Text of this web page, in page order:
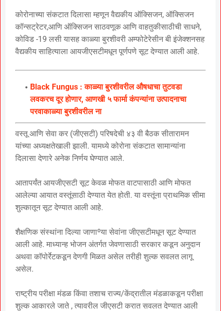
कोरोनाच्या संकटात दिलासा म्हणून वैद्यकीय ऑक्सिजन, ऑक्सिजन
कॉन्सट्रेटर,आणि ऑक्सिजन साठवणूक आणि वाहतुकीसाठीची साधने,
कोविड -19 लसी यासह काळ्या बुरशीवरी अम्फोटेरेसीन बी इंजेक्शनसह
वैद्यकीय साहित्याला आयजीएसटीमधून पूर्णपणे सूट देण्यात आली आहे.
Black Fungus : काळ्या बुरशीवरील औषधाचा तुटवडा
लवकरच दूर होणार, आणखी ५ फार्मा कंपन्यांना उत्पादनाचा
परवाकाळ्या बुरशीवरील ना
वस्तू आणि सेवा कर (जीएसटी) परिषदेची ४३ वी बैठक सीतारामन
यांच्या अध्यक्षतेखाली झाली. यामध्ये कोरोना संकटात सामान्यांना
दिलासा देणारे अनेक निर्णय घेण्यात आले.
आतापर्यंत आयजीएसटी सूट केवळ मोफत वाटपासाठी आणि मोफत
आलेल्या आयात वस्तूंसाठी देण्यात येत होती. या वस्तूंना प्राथमिक सीमा
शुल्कातून सूट देण्यात आली आहे.
शैक्षणिक संस्थांना दिल्या जाणाºया सेवांना जीएसटीमधून सूट देण्यात
आली आहे. माध्यान्ह भोजन अंतर्गत जेवणासाठी सरकार कडून अनुदान
अथवा कॉपोर्रेटकडून देणगी मिळत असेल तरीही शुल्क सवलत लागू
असेल.
राष्ट्रीय परीक्षा मंडळ किंवा तशाच राज्य/केंद्रातील मंडळाकडून परीक्षा
शुल्क आकारले जाते , त्यावरील जीएसटी करात सवलत देण्यात आली